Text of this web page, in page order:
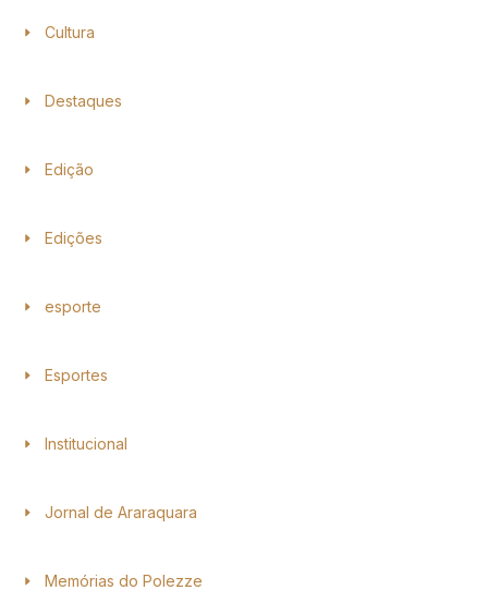
Cultura
Destaques
Edição
Edições
esporte
Esportes
Institucional
Jornal de Araraquara
Memórias do Polezze